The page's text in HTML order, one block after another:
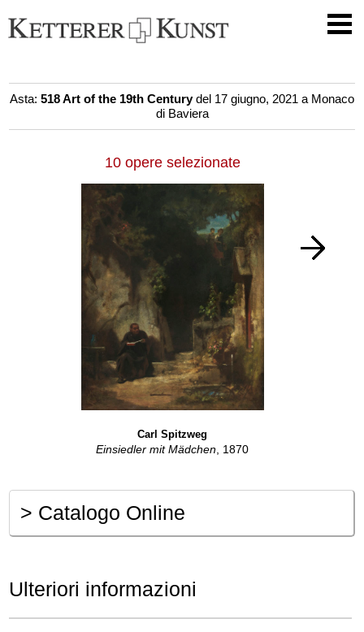
Asta: 518 Art of the 19th Centurydel 17 giugno, 2021 a Monaco
di Baviera
10 opere selezionate
Carl Spitzweg
Einsiedler mit Mädchen, 1870
> Catalogo Online
Ulteriori informazioni